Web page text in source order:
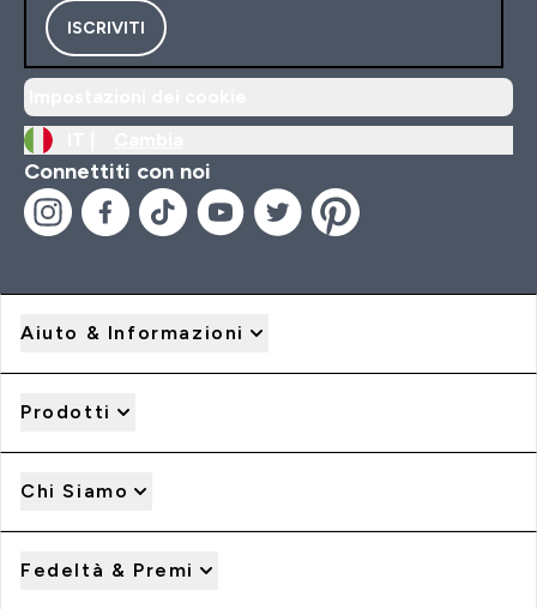
ISCRIVITI
Connettiti con noi
Aiuto & Informazioni
Prodotti
Chi Siamo
Fedeltà & Premi